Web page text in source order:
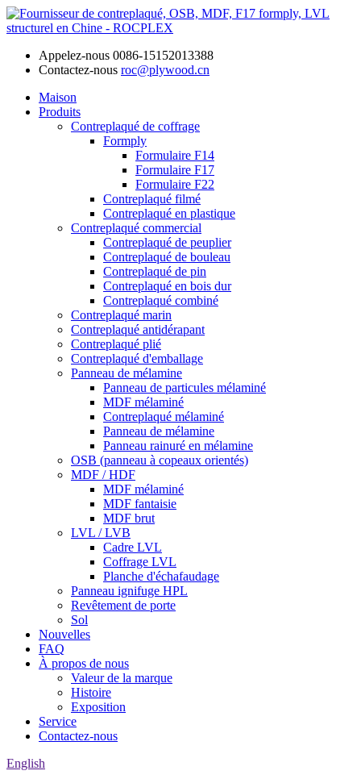
Appelez-nous 0086-15152013388
Contactez-nous roc@plywood.cn
Maison
Produits
Contreplaqué de coffrage
Formply
Formulaire F14
Formulaire F17
Formulaire F22
Contreplaqué filmé
Contreplaqué en plastique
Contreplaqué commercial
Contreplaqué de peuplier
Contreplaqué de bouleau
Contreplaqué de pin
Contreplaqué en bois dur
Contreplaqué combiné
Contreplaqué marin
Contreplaqué antidérapant
Contreplaqué plié
Contreplaqué d'emballage
Panneau de mélamine
Panneau de particules mélaminé
MDF mélaminé
Contreplaqué mélaminé
Panneau de mélamine
Panneau rainuré en mélamine
OSB (panneau à copeaux orientés)
MDF / HDF
MDF mélaminé
MDF fantaisie
MDF brut
LVL / LVB
Cadre LVL
Coffrage LVL
Planche d'échafaudage
Panneau ignifuge HPL
Revêtement de porte
Sol
Nouvelles
FAQ
À propos de nous
Valeur de la marque
Histoire
Exposition
Service
Contactez-nous
English